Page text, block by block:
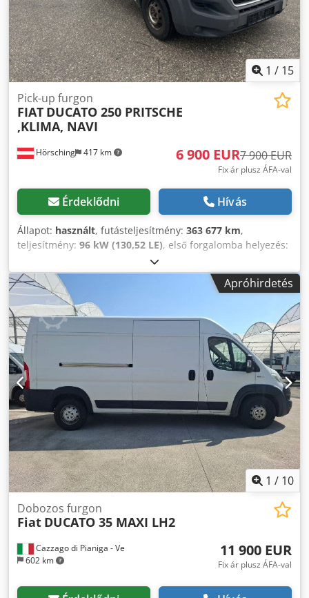
1 / 15
Hörsching 417 km
Pick-up furgon
FIAT DUCATO 250 PRITSCHE
,KLIMA, NAVI
6 900 EUR7 900 EUR
Fix ár plusz ÁFA-val
Érdeklődni Hívás
Állapot: használt, futásteljesítmény: 363 677 km,
teljesítmény: 96 kW (130,52 LE), első forgalomba helyezés:
dízel
maximális teherbírás:1 530 kg, össztömeg:3 500 kg,
tengelyelrendezés:
3 450 mm,
hajtástípus:mechanikai
felfüggesztés:acél, teljes hossz:2 100 mm
szélesség:2 270 mm , teljes magasság: 5 740 mm,
maximális sebesség:
, Felszereltség:ABS,
központi zár, légkondicionálás, navigációs rendszer,
teherautó regisztráció
, FIAT Ducato 250 platós | 3 ülés |
klíma | multifunkciós kormány, rádió | Bluetooth | 130 LE
| osztrák jármű | Raktér méretei: H: 3,25 m, Sz: 2,05 m,
oldalfalmagasság: 40 cm | szerszámosláda | Az elírás,
hibák és előzetes értékesítés jogát fenntartjuk
Dodpfsyxghrox Acbock
Apróhirdetés
1 / 10
Cazzago di Pianiga - Ve
602 km
Dobozos furgon
Fiat DUCATO 35 MAXI LH2
11 900 EUR
Fix ár plusz ÁFA-val